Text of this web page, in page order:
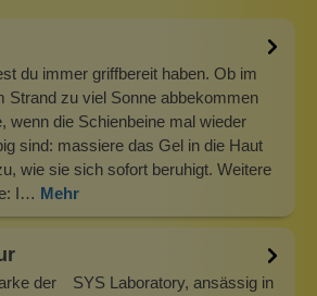
du immer griffbereit haben. Ob im
Strand zu viel Sonne abbekommen
wenn die Schienbeine mal wieder
sind: massiere das Gel in die Haut
wie sie sich sofort beruhigt. Weitere
I… Mehr
der SYS Laboratory, ansässig in